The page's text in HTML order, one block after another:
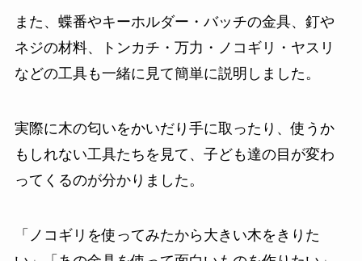
また、蝶番やキーホルダー・バッチの金具、釘や
ネジの材料、トンカチ・万力・ノコギリ・ヤスリ
などの工具も一緒に見て簡単に説明しました。
実際に木の匂いをかいだり手に取ったり、使うか
もしれない工具たちを見て、子ども達の目が変わ
ってくるのが分かりました。
「ノコギリを使ってみたから大きい木をきりた